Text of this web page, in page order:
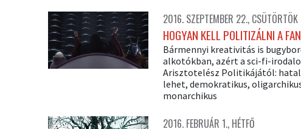
2016. SZEPTEMBER 22., CSÜTÖRTÖK
HOGYAN KELL POLITIZÁLNI A
Bármennyi kreativitás is
alkotókban, azért a sci-fi-
Arisztotelész Politikájától:
lehet, demokratikus,
monarchikus
2016. FEBRUÁR 1., HÉTFŐ